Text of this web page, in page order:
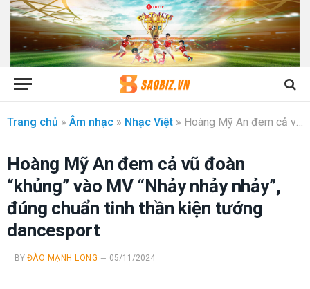
Trang chủ » Âm nhạc » Nhạc Việt » Hoàng Mỹ An đem cả vũ đoàn “khủng” vào MV “Nhảy nhảy nhảy”, đúng chuẩn tinh thần kiện tướng dancesport
Hoàng Mỹ An đem cả vũ đoàn
“khủng” vào MV “Nhảy nhảy nhảy”,
đúng chuẩn tinh thần kiện tướng
dancesport
BY ĐÀO MẠNH LONG 05/11/2024